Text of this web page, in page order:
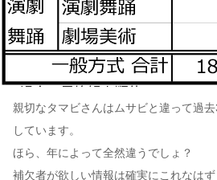
親切なタマビさんはムサビと違って過
しています。
ほら、年によって全然違うでしょ？
補欠者が欲しい情報は確実にこれなは